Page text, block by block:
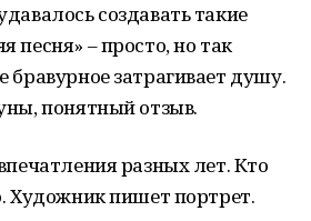
создавать такие
песня» – просто, но так
бравурное затрагивает душу.
понятный отзыв.
разных лет. Кто
Художник пишет портрет.